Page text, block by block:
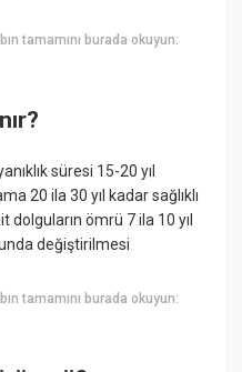
tamamını burada okuyun:
süresi 15-20 yıl
20 ila 30 yıl kadar sağlıklı
dolguların ömrü 7 ila 10 yıl
değiştirilmesi
tamamını burada okuyun: